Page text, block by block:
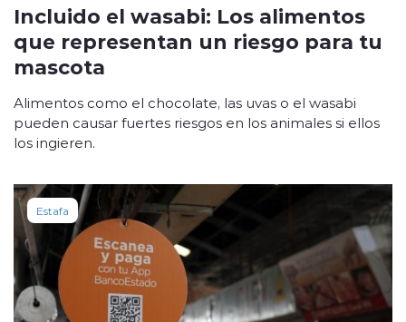
Incluido el wasabi: Los alimentos
que representan un riesgo para tu
mascota
Alimentos como el chocolate, las uvas o el wasabi
pueden causar fuertes riesgos en los animales si ellos
los ingieren.
Estafa